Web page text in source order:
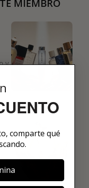
MIEMBRO
y
comparte qué